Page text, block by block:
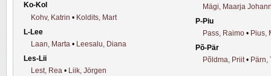
Ko-Kol
Kohv, Katrin • Koldits, Mart
L-Lee
Laan, Marta • Leesalu, Diana
Les-Lii
Lest, Rea • Liik, Jörgen
Mägi, Maarja
P-Piu
Pass, Raimo • Pius,
Põ-Pär
Põldma, Priit• Pärn,